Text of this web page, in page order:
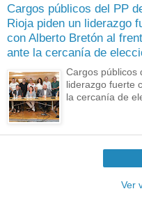
Cargos públicos del PP
Rioja piden un liderazgo
con Alberto Bretón al
ante la cercanía de
Cargos públicos
liderazgo fuerte
la cercanía de
Ver